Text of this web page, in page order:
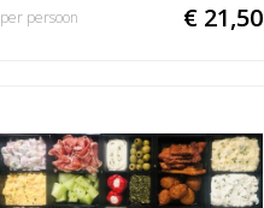
€ 21,50
per persoon